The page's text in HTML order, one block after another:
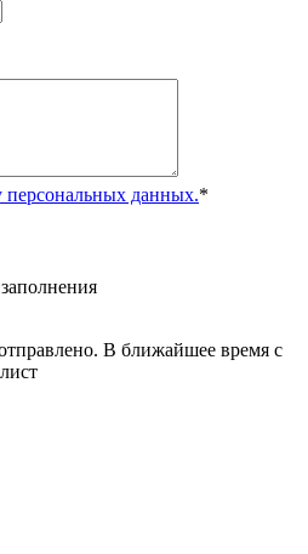
персональных данных.*
В ближайшее время с